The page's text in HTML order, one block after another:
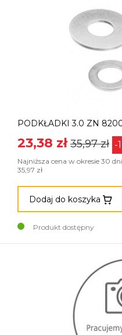
PODKŁADKI 3.0 ZN
23,38 zł 35,97 zł -
Najniższa cena w okresie 30
35,97 zł
Dodaj do koszyka
Produkt dostępny